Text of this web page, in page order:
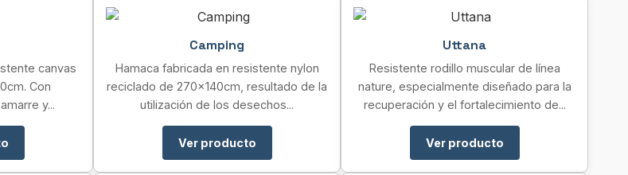
canvas
Con
y...
Camping
Hamaca fabricada en resistente nylon
reciclado de 270x140cm, resultado de la
utilización de los desechos...
Ver producto
Uttana
Resistente rodillo muscular de línea
nature, especialmente diseñado para la
recuperación y el fortalecimiento de...
Ver producto